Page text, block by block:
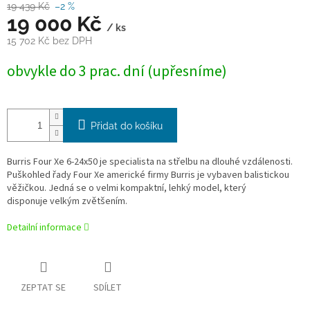
19 439 Kč –2 %
19 000 Kč / ks
15 702 Kč bez DPH
cena:
obvykle do 3 prac. dní (upřesníme)
Přidat do košíku
Burris Four Xe 6-24x50 je specialista na střelbu na dlouhé vzdálenosti.
Puškohled řady Four Xe americké firmy Burris je vybaven balistickou
věžičkou. Jedná se o velmi kompaktní, lehký model, který
disponuje velkým zvětšením.
Detailní informace
ZEPTAT SE SDÍLET